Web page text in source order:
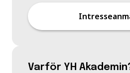
Varför YH